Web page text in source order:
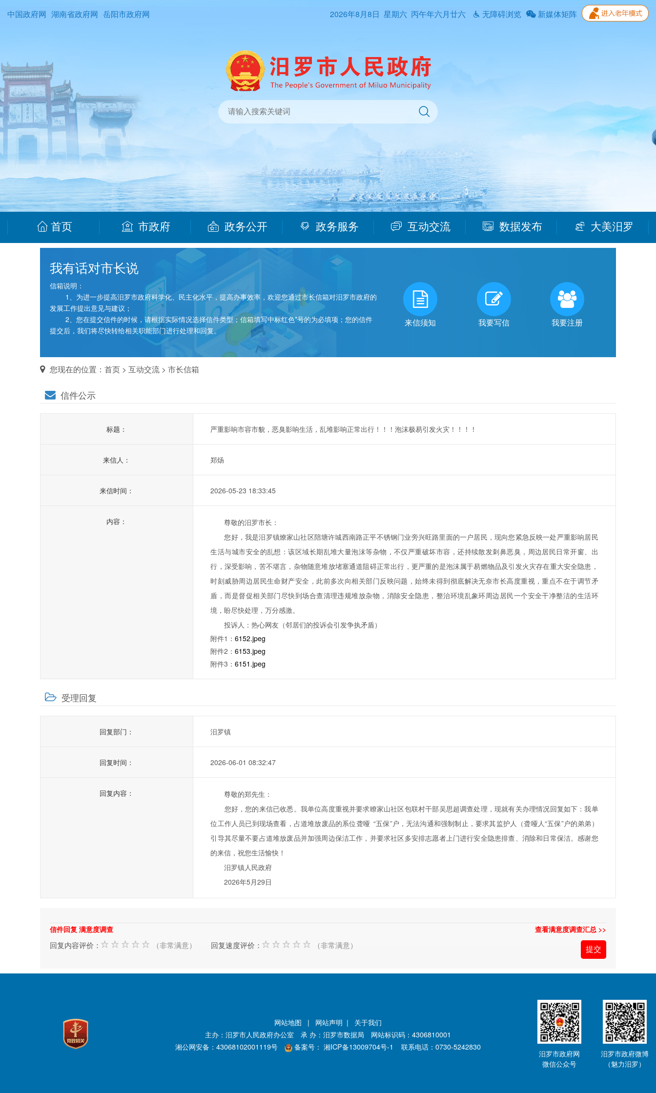
中国政府网 湖南省政府网 岳阳市政府网 2026年8月8日 星期六 丙午年六月廿六 无障碍浏览 新媒体矩阵
首页 市政府 政务公开 政务服务 互动交流 数据发布 大美汨罗
我有话对市长说
信箱说明：
1、为进一步提高汨罗市政府科学化、民主化水平，提高办事效率，欢迎您通过市长信箱对汨罗市政府的
发展工作提出意见与建议；
2、您在提交信件的时候，请根据实际情况选择信件类型；信箱填写中标红色*号的为必填项；您的信件
提交后，我们将尽快转给相关职能部门进行处理和回复。
来信须知 我要写信 我要注册
您现在的位置： 首页 > 互动交流 > 市长信箱
信件公示
标题： 严重影响市容市貌，恶臭影响生活，乱堆影响正常出行！！！泡沫极易引发火灾！！！！
来信人： 郑炀
来信时间： 2026-05-23 18:33:45
内容：
尊敬的汨罗市长：
您好，我是汨罗镇燎家山社区陪塘许城西南路正平不锈钢门业旁兴旺路里面的一户居民，现向您紧急反映一处严重影响居民
生活与城市安全的乱想：该区域长期乱堆大量泡沫等杂物，不仅严重破坏市容，还持续散发刺鼻恶臭，周边居民日常开窗、出
行，深受影响，苦不堪言，杂物随意堆放堵塞通道阻碍正常出行，更严重的是泡沫属于易燃物品及引发火灾存在重大安全隐患，
时刻威胁周边居民生命财产安全，此前多次向相关部门反映问题，始终未得到彻底解决无奈市长高度重视，重点不在于调节矛
盾，而是督促相关部门尽快到场合查清理违规堆放杂物，消除安全隐患，整治环境乱象环周边居民一个安全干净整洁的生活环
境，盼尽快处理，万分感激。
投诉人：热心网友（邻居们的投诉会引发争执矛盾）
附件1：6152.jpeg
附件2：6153.jpeg
附件3：6151.jpeg
受理回复
回复部门： 汨罗镇
回复时间： 2026-06-01 08:32:47
回复内容：
尊敬的郑先生：
您好，您的来信已收悉。我单位高度重视并要求瞭家山社区包联村干部吴思超调查处理，现就有关办理情况回复如下：我单
位工作人员已到现场查看，占道堆放废品的系位聋哑 “五保”户，无法沟通和强制制止，要求其监护人（聋哑人“五保”户的弟弟）
引导其尽量不要占道堆放废品并加强周边保洁工作，并要求社区多安排志愿者上门进行安全隐患排查、消除和日常保洁。感谢您
的来信，祝您生活愉快！
汨罗镇人民政府
2026年5月29日
信件回复 满意度调查 查看满意度调查汇总 >>
回复内容评价： （非常满意） 回复速度评价： （非常满意）
网站地图 | 网站声明 | 关于我们
主办：汨罗市人民政府办公室 承 办：汨罗市数据局 网站标识码：4306810001
湘公网安备：43068102001119号
备案号： 湘ICP备13009704号-1 联系电话：0730-5242830
汨罗市政府网
微信公众号
汨罗市政府微博
（魅力汨罗）